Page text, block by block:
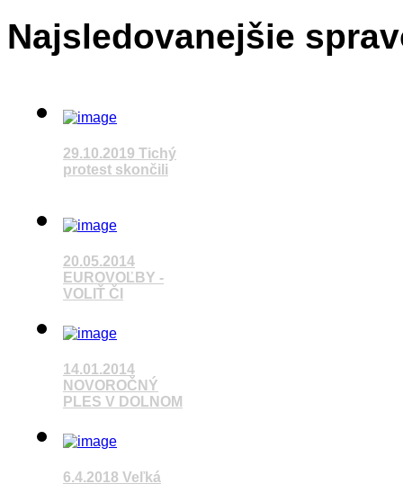
Najsledovanejšie
29.10.2019 Tichý
protest skončili
Považská Bystrica
Pozrieť video
20.05.2014
EUROVOĽBY -
VOLIŤ ČI
Pozrieť video
14.01.2014
NOVOROČNÝ
PLES V DOLNOM
Pozrieť video
6.4.2018 Veľká